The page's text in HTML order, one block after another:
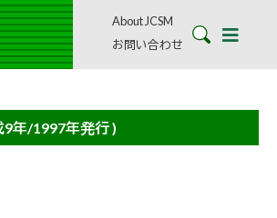
About JCSM
お問い合わせ
9年/1997年発行 )